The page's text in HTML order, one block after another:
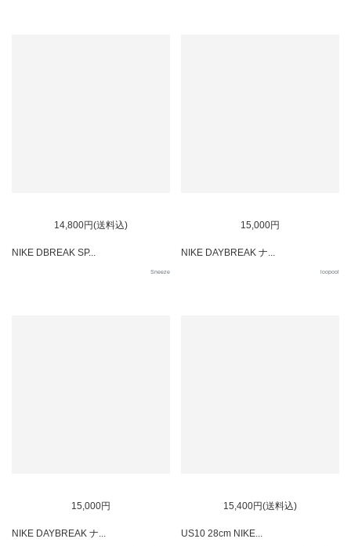
14,800円(送料込)
NIKE DBREAK SP...
Sneeze
15,000円
NIKE DAYBREAK ナ...
loopool
15,000円
NIKE DAYBREAK ナ...
15,400円(送料込)
US10 28cm NIKE...